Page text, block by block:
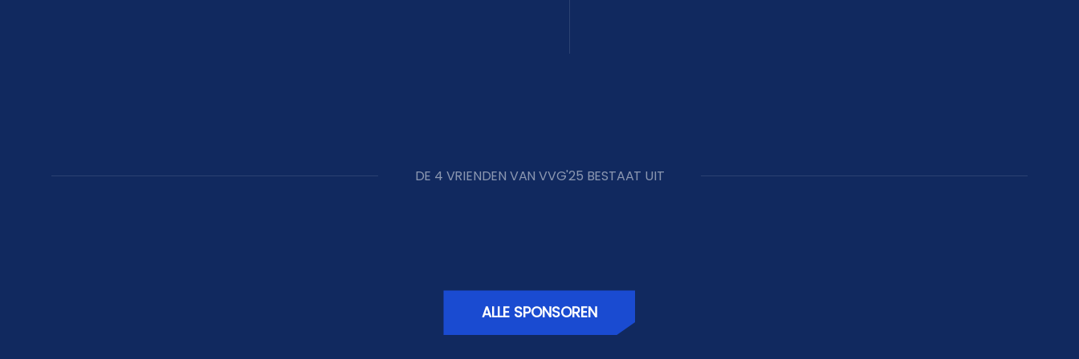
DE 4 VRIENDEN VAN VVG'25 BESTAAT UIT
ALLE SPONSOREN